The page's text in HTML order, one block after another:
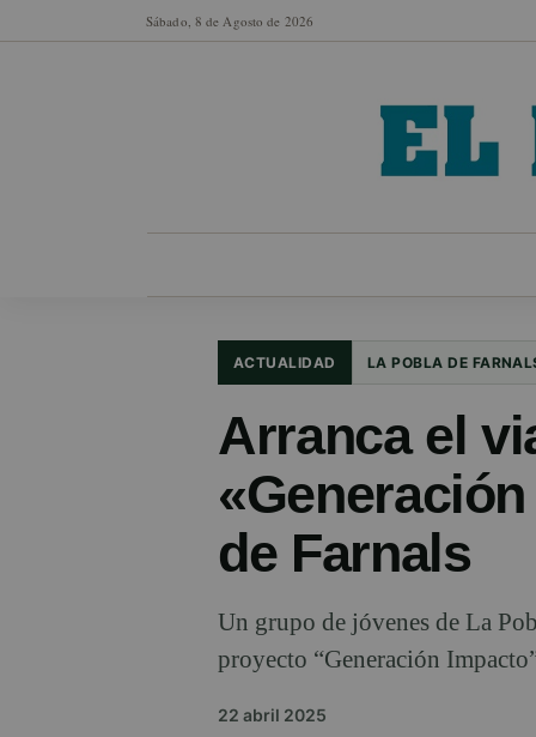
Sábado, 8 de Agosto de 2026
ACTUALIDAD LA POBLA DE
Arranca el
de Farnals
Un grupo de jóvenes de La
proyecto “Generación
22 abril 2025